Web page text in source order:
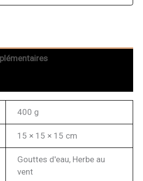
400 g
15 × 15 × 15 cm
Gouttes d'eau, Herbe au
vent